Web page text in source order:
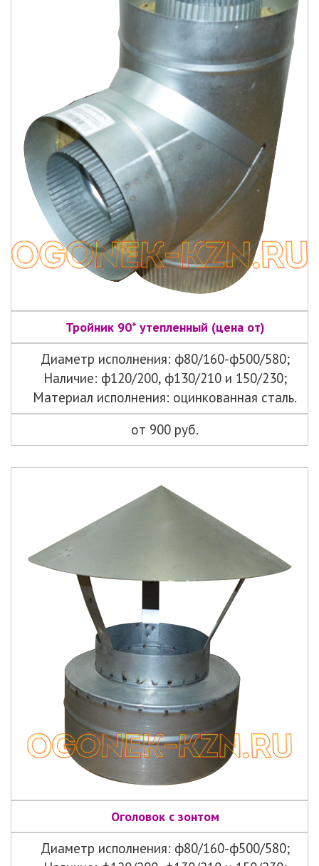
Тройник 90* утепленный (цена от)
Диаметр исполнения: ф80/160-ф500/580;
Наличие: ф120/200, ф130/210 и 150/230;
Материал исполнения: оцинкованная сталь.
от 900 руб.
Оголовок с зонтом
Диаметр исполнения: ф80/160-ф500/580;